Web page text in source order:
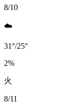
8/10
☁️
31°/25°
2%
火
8/11